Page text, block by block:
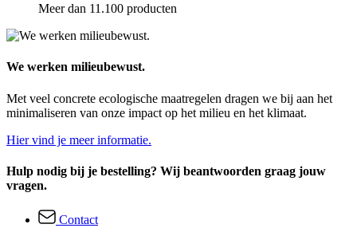
Meer dan 11.100 producten
We werken milieubewust.
Met veel concrete ecologische maatregelen dragen we bij aan het
minimaliseren van onze impact op het milieu en het klimaat.
Hier vind je meer informatie.
Hulp nodig bij je bestelling? Wij beantwoorden graag jouw
vragen.
Contact